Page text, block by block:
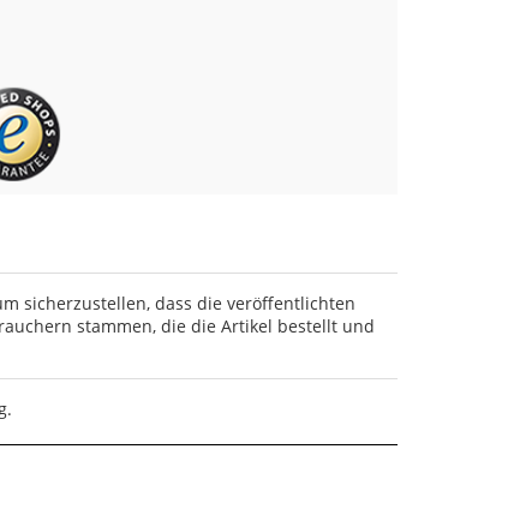
sicherzustellen, dass die veröffentlichten
stammen, die die Artikel bestellt und